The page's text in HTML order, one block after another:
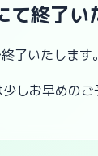
て終了い
了いたします。
しお早めのご